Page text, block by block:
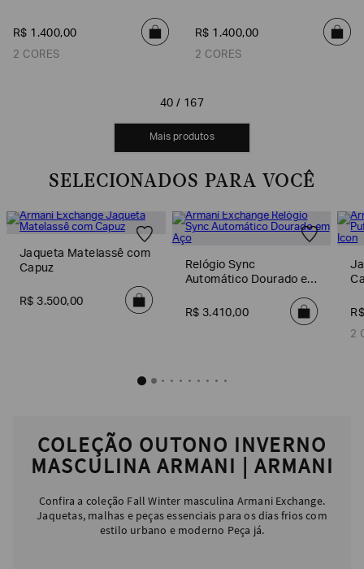
R$ 1 .400,00
2 CORES
R$ 1 .400,00
2 CORES
40 / 167
MOSTRAR MAIS
SELECIONADOS PARA VOCÊ
Jaqueta Matelassê com
Capuz
R$ 3.500,00
Relógio Sync
Automático Dourado em
R$ 3.410,00
2
COLEÇÃO OUTONO INVERNO
MASCULINA ARMANI | ARMANI
Confira a coleção Fall Winter masculina Armani Exchange.
Jaquetas, malhas e peças essenciais para os dias frios com
estilo urbano e moderno Peça já.